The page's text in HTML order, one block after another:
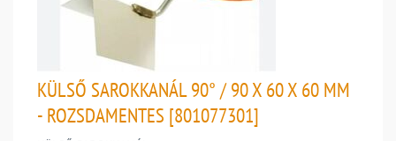
KÜLSŐ SAROKKANÁL 90° / 90 X 60 X 60 MM
- ROZSDAMENTES [801077301]